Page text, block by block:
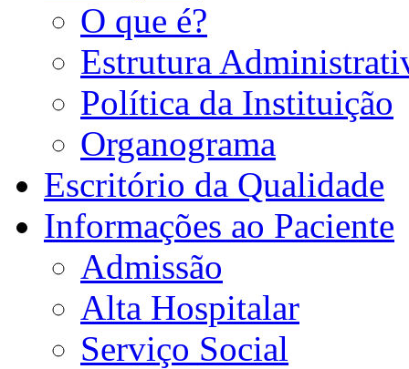
O que é?
Estrutura
Política da Instituição
Organograma
Escritório da Qualidade
Informações ao Paciente
Admissão
Alta Hospitalar
Serviço Social